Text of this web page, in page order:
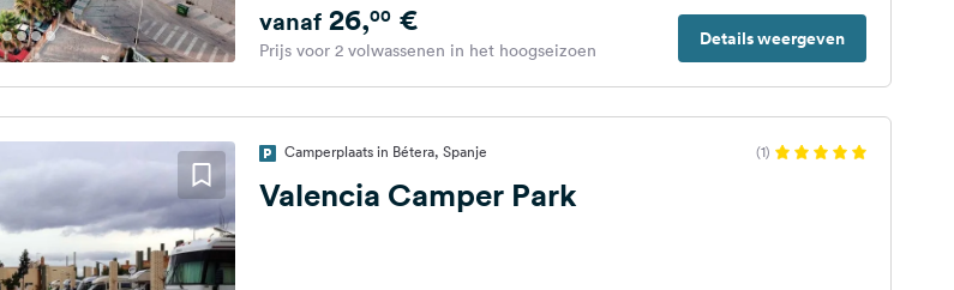
Details weergeven
vanaf26,00€
Prijs voor 2 volwassenen in het hoogseizoen
Camperplaats in Bétera, Spanje (1)
Valencia Camper Park